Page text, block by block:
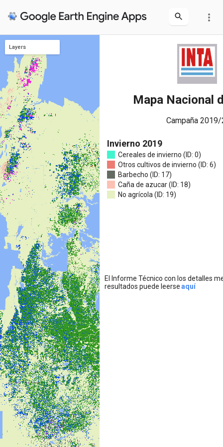
more_vert
Layers
Mapa Nacional
Campaña
Invierno 2019
Cereales de invierno (ID: 0)
Otros cultivos de invierno (ID: 6)
Barbecho (ID: 17)
Caña de azucar (ID: 18)
No agrícola (ID: 19)
El Informe Técnico con los detalles
resultados puede leerseaquí